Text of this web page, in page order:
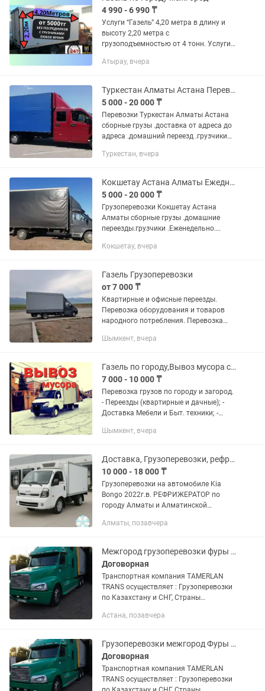
4 990 - 6 990 ₸
Услуги “Газель” 4,20 метра в длину и
высоту 2,20 метра с
грузоподъемностью от 4 тонн. Услуги
профессиональными грузчиками.
процессе перевозки грузов,...
Атырау, вчера
Туркестан Алматы Астана Перевозка сборных грузов домашний переезд
5 000 - 20 000 ₸
Перевозки Туркестан Алматы Астана
сборные грузы .доставка от адреса до
адреса .домашний переезд .грузчики
5 тонн.форма оплаты любая
Туркестан, вчера
Кокшетау Астана Алматы Ежедневно Перевозки Домашний переезд
5 000 - 20 000 ₸
Грузоперевозки Кокшетау Астана
Алматы сборные грузы .домашние
переезды.грузчики .Еженедельно.
.Мерседес 40 кубов .форма оплаты
Кокшетау, вчера
Газель Грузоперевозки
от 7 000 ₸
Квартирные и офисные переезды.
Перевозка оборудования и товаров
народного потребления. Перевозка
грузов по городу и области. Верхняя
Шымкент, вчера
Газель по городу,Вывоз мусора строительного
7 000 - 10 000 ₸
Перевозка грузов по городу и загород.
- Переезды (квартирные и дачные); -
Доставка Мебели и Быт. техники; -
Офисные и складские переезды; -
Шымкент, вчера
Доставка, Грузоперевозки, рефрижератор, автохолодильник, автоморозильник
10 000 - 18 000 ₸
Грузоперевозки на автомобиле Kia
Bongo 2022г.в. РЕФРИЖЕРАТОР по
городу Алматы и Алматинской
(-25/+30) Длинна 2.7 м., Ширина 1.6м.,
Алматы, позавчера
Межгород грузоперевозки фуры Тента площадки камазы
Договорная
Транспортная компания TAMERLAN
TRANS осуществляет : Грузоперевозки
по Казахстану и СНГ, Страны
Доставка груза отдельной машиной от
Астана, позавчера
Грузоперевозки межгород Фуры тентовки площадки камазы тралы
Договорная
Транспортная компания TAMERLAN
TRANS осуществляет : Грузоперевозки